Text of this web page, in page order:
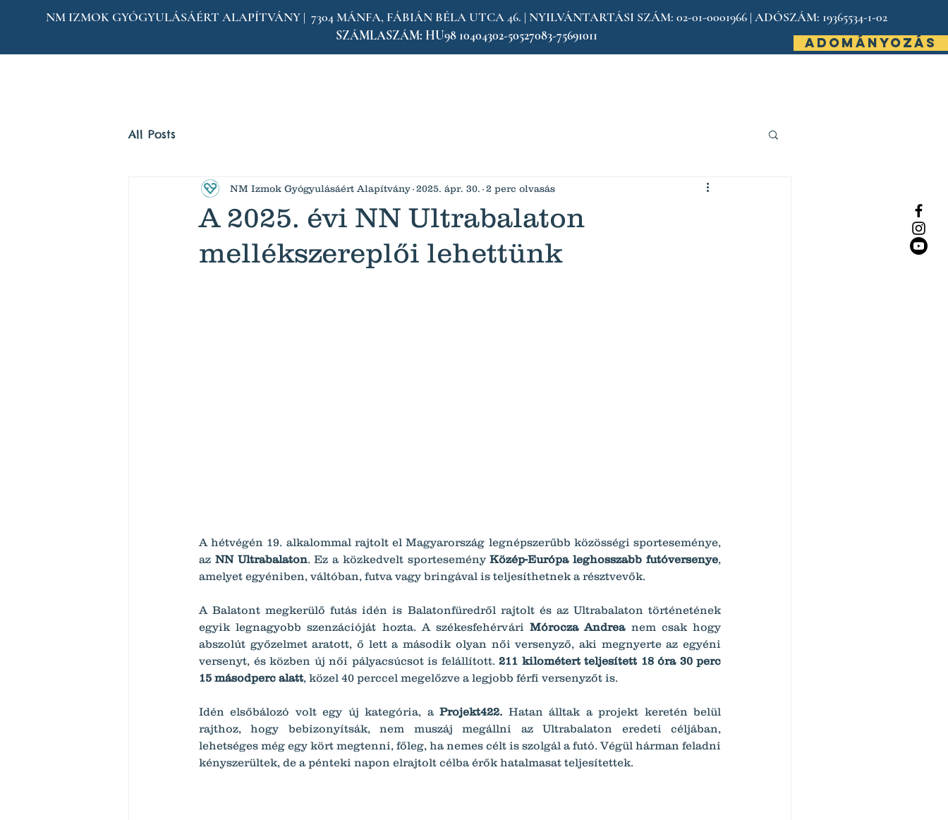
ADOMÁNYOZÁS
NM IZMOK GYÓGYULÁSÁÉRT ALAPÍTVÁNY | 7304 MÁNFA, FÁBIÁN BÉLA UTCA 46. | NYILVÁNTARTÁSI SZÁM: 02-01-0001966 | ADÓSZÁM: 19365534-1-02
SZÁMLASZÁM: HU98 10404302-50527083-75691011
All Posts
A 2025. évi NN Ultrabalaton
mellékszereplői lehettünk
NM Izmok Gyógyulásáért Alapítvány 2025. ápr. 30. 2 perc olvasás
A hétvégén 19. alkalommal rajtolt el Magyarország legnépszerűbb közösségi sporteseménye,
az NN Ultrabalaton. Ez a közkedvelt sportesemény Közép-Európa leghosszabb futóversenye,
amelyet egyéniben, váltóban, futva vagy bringával is teljesíthetnek a résztvevők.
A Balatont megkerülő futás idén is Balatonfüredről rajtolt és az Ultrabalaton történetének
egyik legnagyobb szenzációját hozta. A székesfehérvári Mórocza Andrea nem csak hogy
abszolút győzelmet aratott, ő lett a második olyan női versenyző, aki megnyerte az egyéni
versenyt, és közben új női pályacsúcsot is felállított. 211 kilométert teljesített 18 óra 30 perc
15 másodperc alatt, közel 40 perccel megelőzve a legjobb férfi versenyzőt is.
Idén elsőbálozó volt egy új kategória, a Projekt422. Hatan álltak a projekt keretén belül
rajthoz, hogy bebizonyítsák, nem muszáj megállni az Ultrabalaton eredeti céljában,
lehetséges még egy kört megtenni, főleg, ha nemes célt is szolgál a futó. Végül hárman feladni
kényszerültek, de a pénteki napon elrajtolt célba érők hatalmasat teljesítettek.